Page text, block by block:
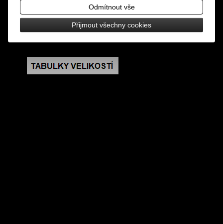
rozměry: šířka 1,5 cm, délka 21,5 cm
Odmítnout vše
Přijmout všechny cookies